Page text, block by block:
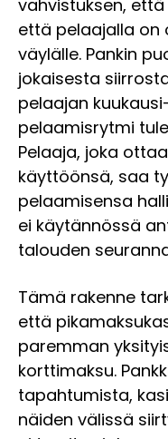
vahvistuksen,
että pelaajalla on
väylälle. Pankin
jokaisesta
pelaajan
pelaamisrytmi
Pelaaja, joka
käyttöönsä, saa
pelaamisensa
ei käytännössä
talouden
Tämä rakenne
että
paremman
korttimaksu.
tapahtumista,
näiden välissä